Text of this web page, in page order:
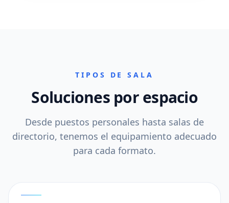
TIPOS DE SALA
Soluciones por espacio
Desde puestos personales hasta salas de
directorio, tenemos el equipamiento adecuado
para cada formato.